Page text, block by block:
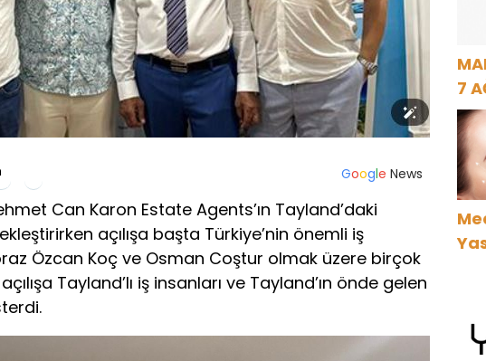
Google News
Can Karon Estate Agents’ın Tayland’daki
açılışa başta Türkiye’nin önemli iş
Özcan Koç ve Osman Coştur olmak üzere birçok
Tayland’lı iş insanları ve Tayland’ın önde gelen
7